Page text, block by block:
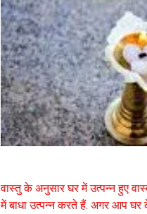
वास्तु के अनुसार घर में उत्पन्न हुए
में बाधा उत्पन्न करते हैं. अगर आप घर